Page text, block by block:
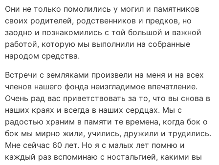
Они не только помолились у могил и памятников
своих родителей, родственников и предков, но
заодно и познакомились с той большой и важной
работой, которую мы выполнили на собранные
народом средства.
Встречи с земляками произвели на меня и на всех
членов нашего фонда неизгладимое впечатление.
Очень рад вас приветствовать за то, что вы снова в
наших краях и всегда в наших сердцах. Мы с
радостью храним в памяти те времена, когда бок о
бок мы мирно жили, учились, дружили и трудились.
Мне сейчас 60 лет. Но я с малых лет помню и
каждый раз вспоминаю с ностальгией, какими вы